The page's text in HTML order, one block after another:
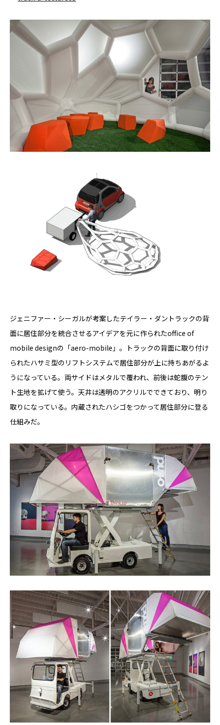
ジェニファー・シーガルが考案したテイラー・ダントラックの背
面に居住部分を統合させるアイデアを元に作られたoffice of
mobile designの「aero-mobile」。トラックの背面に取り付け
られたハサミ型のリフトシステムで居住部分が上に持ちあがるよ
うになっている。両サイドはメタルで覆われ、前後は蛇腹のテン
ト生地を拡げて使う。天井は透明のアクリルでできており、明り
取りになっている。内蔵されたハシゴをつかって居住部分に登る
仕組みだ。